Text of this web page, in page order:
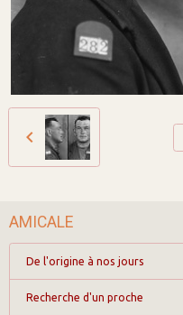
AMICALE
De l'origine à nos jours
Recherche d'un proche